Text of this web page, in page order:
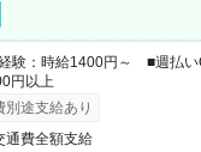
験：時給1400円～ ■週払
円以上
別途支給あり
通費全額支給